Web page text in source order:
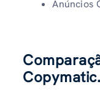
Anúncios